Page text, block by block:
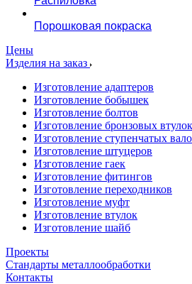
Порошковая покраска
Цены
Изделия на заказ
Изготовление адаптеров
Изготовление бобышек
Изготовление болтов
Изготовление бронзовых втулок
Изготовление ступенчатых
Изготовление штуцеров
Изготовление гаек
Изготовление фитингов
Изготовление переходников
Изготовление муфт
Изготовление втулок
Изготовление шайб
Проекты
Стандарты металлообработки
Контакты